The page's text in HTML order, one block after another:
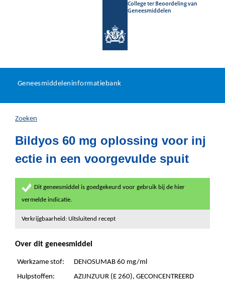
College ter Beoordeling van
Geneesmiddelen
U
hier:
Geneesmiddeleninformatiebank
Zoeken
Bildyos 60 mg oplossing voor inj
ectie in een voorgevulde spuit
Dit geneesmiddel is goedgekeurd voor gebruik bij de hier
vermelde indicatie.
Verkrijgbaarheid: Uitsluitend recept
Over dit geneesmiddel
Werkzame stof:
DENOSUMAB 60 mg/ml
Hulpstoffen:
AZIJNZUUR (E 260), GECONCENTREERD